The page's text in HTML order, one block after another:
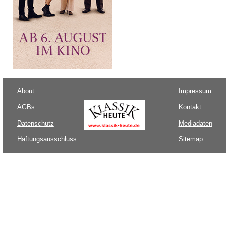
About
AGBs
Datenschutz
Haftungsausschluss
Impressum
Kontakt
Mediadaten
Sitemap